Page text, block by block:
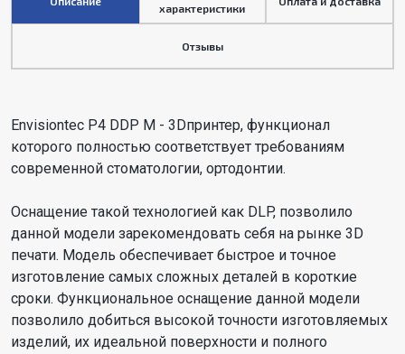
характеристики
Отзывы
Envisiontec P4 DDP M - 3Dпринтер, функционал
которого полностью соответствует требованиям
современной стоматологии, ортодонтии.
Оснащение такой технологией как DLP, позволило
данной модели зарекомендовать себя на рынке 3D
печати. Модель обеспечивает быстрое и точное
изготовление самых сложных деталей в короткие
сроки. Функциональное оснащение данной модели
позволило добиться высокой точности изготовляемых
изделий, их идеальной поверхности и полного